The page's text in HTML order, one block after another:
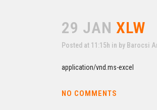
29 JAN XLW
Posted at 11:15h in by Barocsi
application/vnd.ms-excel
NO COMMENTS